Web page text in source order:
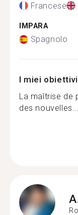
Francese
IMPARA
Spagnolo
I miei
La maîtrise de
des nouvelles...